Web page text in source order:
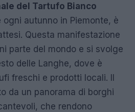
del Tartufo Bianco
ogni autunno in Piemonte, è
Questa manifestazione
parte del mondo e si svolge
delle Langhe, dove è
freschi e prodotti locali. Il
da un panorama di borghi
che rendono